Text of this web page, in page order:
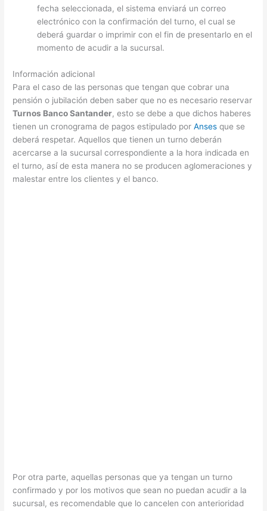
fecha seleccionada, el sistema enviará un correo
electrónico con la confirmación del turno, el cual se
deberá guardar o imprimir con el fin de presentarlo en el
momento de acudir a la sucursal.
Información adicional
Para el caso de las personas que tengan que cobrar una
pensión o jubilación deben saber que no es necesario reservar
Turnos Banco Santander, esto se debe a que dichos haberes
tienen un cronograma de pagos estipulado porAnsesque se
deberá respetar. Aquellos que tienen un turno deberán
acercarse a la sucursal correspondiente a la hora indicada en
el turno, así de esta manera no se producen aglomeraciones y
malestar entre los clientes y el banco.
Por otra parte, aquellas personas que ya tengan un turno
confirmado y por los motivos que sean no puedan acudir a la
sucursal, es recomendable que lo cancelen con anterioridad